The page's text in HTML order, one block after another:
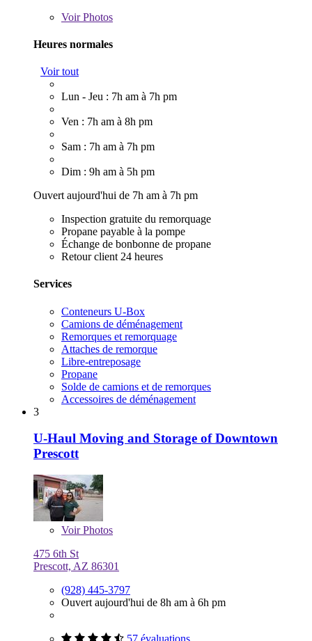
VoirPhotos
Heures normales
Voir tout
Lun - Jeu : 7h am à 7h pm
Ven : 7h am à 8h pm
Sam : 7h am à 7h pm
Dim : 9h am à 5h pm
Ouvert aujourd'hui de 7h am à 7h pm
Inspection gratuite du remorquage
Propane payable à la pompe
Échange de bonbonne de propane
Retour client 24 heures
Services
Conteneurs U-Box
Camions de déménagement
Remorques et remorquage
Attaches de remorque
Libre-entreposage
Propane
Solde de camions et de remorques
Accessoires de déménagement
3
U-Haul Moving and Storage of Downtown
Prescott
VoirPhotos
475 6th St
Prescott, AZ 86301
(928) 445-3797
Ouvert aujourd'hui de 8h am à 6h pm
57 évaluations